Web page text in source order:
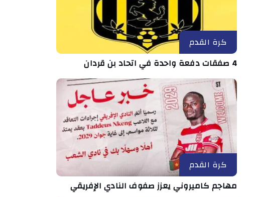
كرة القدم
4 صفقات دفعة واحدة في اتحاد بن قردان
كرة القدم
مهاجم كاميروني يعزز صفوف النادي الإفريقي